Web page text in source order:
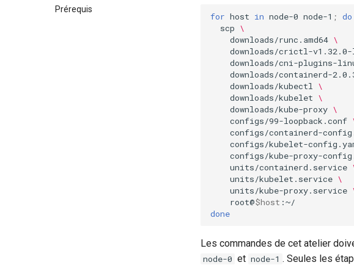
Prérequis
for host in node-0 node-1 ; do
scp \
downloads/runc.amd64 \
downloads/crictl-
downloads/cni-plugins-
downloads/containerd-
downloads/kubectl
\
downloads/kubelet \
downloads/kube-proxy \
configs/99-loopback.conf
configs/containerd-
configs/kubelet-
configs/kube-proxy-
units/containerd.service
units/kubelet.service \
units/kube-proxy.service
root@$host
done
Les commandes de cet atelier
node-0 et node-1 . Seules les